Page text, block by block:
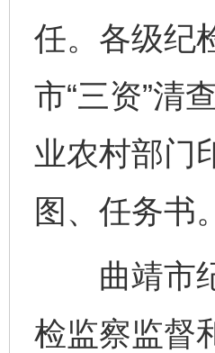
任。各级纪
市“三资”清
业农村部门
图、任务书。
曲靖市纪
检监察监督